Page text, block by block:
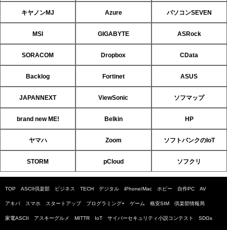
キヤノンMJ Azure パソコンSEVEN
MSI GIGABYTE ASRock
SORACOM Dropbox CData
Backlog Fortinet ASUS
JAPANNEXT ViewSonic ソフマップ
brand new ME! Belkin HP
ヤマハ Zoom ソフトバンクのIoT
STORM pCloud ソフクリ
TOP ASCII倶楽部 ビジネス TECH デジタル iPhone/Mac ホビー 自作PC AV
アキバ スマホ スタートアップ プログラミング+ ゲーム 格安SIM 倶楽部情報局
家電ASCII アスキーグルメ MITTR IoT サイバーセキュリティ小説コンテスト SDGs